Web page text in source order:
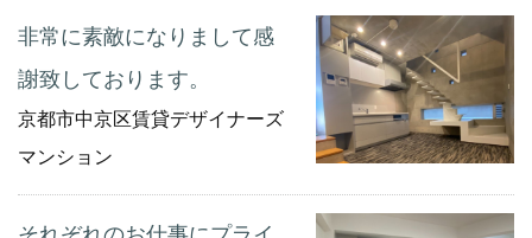
非常に素敵になりまして感
謝致しております。
京都市中京区賃貸デザイナーズ
マンション